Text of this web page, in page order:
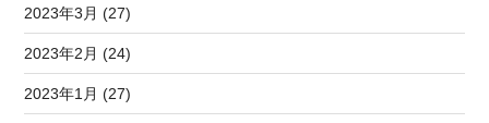
2023年3月 (27)
2023年2月 (24)
2023年1月 (27)